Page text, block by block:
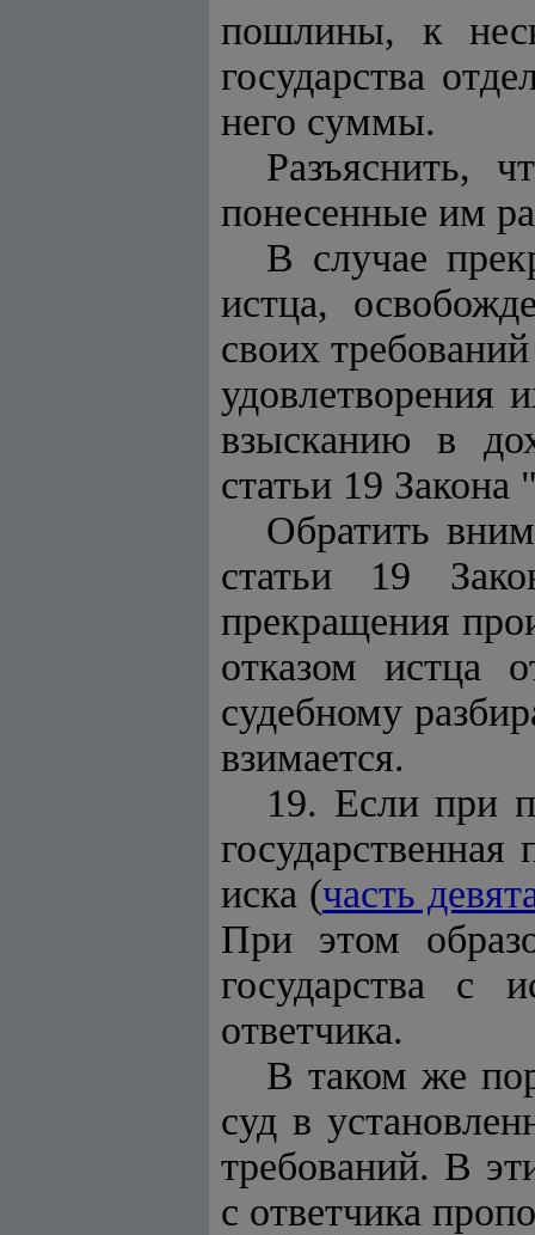
пошлины, к
государства
него суммы.
Разъяснить,
понесенные им
В случае
истца,
своих
удовлетворения
взысканию в
статьи 19
Обратить
статьи 19
прекращения
отказом истца
судебному
взимается.
19. Если при
иска (часть
При этом
государства с
ответчика.
В таком же
суд в
требований. В
с ответчика